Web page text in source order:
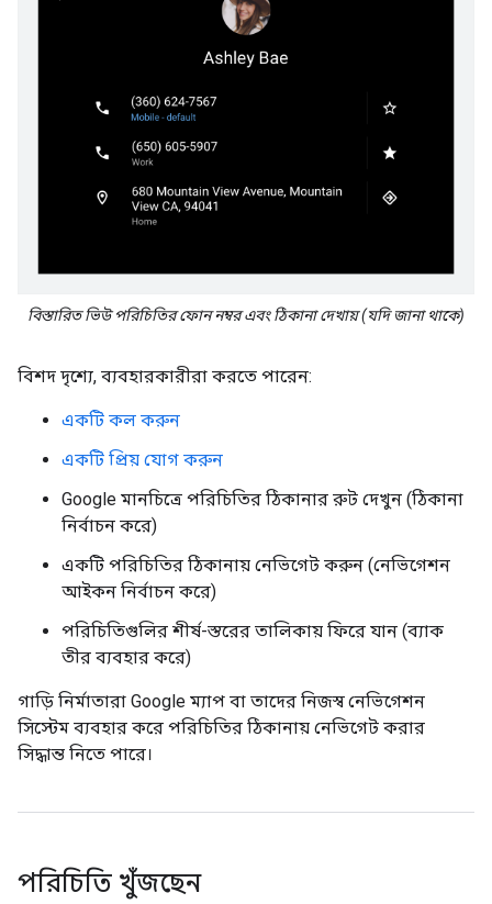
বিস্তারিত ভিউ পরিচিতির ফোন নম্বর এবং ঠিকানা দেখায় (যদি জানা থাকে)
বিশদ দৃশ্যে, ব্যবহারকারীরা করতে পারেন:
একটি কল করুন
একটি প্রিয় যোগ করুন
Google মানচিত্রে পরিচিতির ঠিকানার রুট দেখুন (ঠিকানা
নির্বাচন করে)
একটি পরিচিতির ঠিকানায় নেভিগেট করুন (নেভিগেশন
আইকন নির্বাচন করে)
পরিচিতিগুলির শীর্ষ-স্তরের তালিকায় ফিরে যান (ব্যাক
তীর ব্যবহার করে)
গাড়ি নির্মাতারা Google ম্যাপ বা তাদের নিজস্ব নেভিগেশন
সিস্টেম ব্যবহার করে পরিচিতির ঠিকানায় নেভিগেট করার
সিদ্ধান্ত নিতে পারে।
পরিচিতি খুঁজছেন